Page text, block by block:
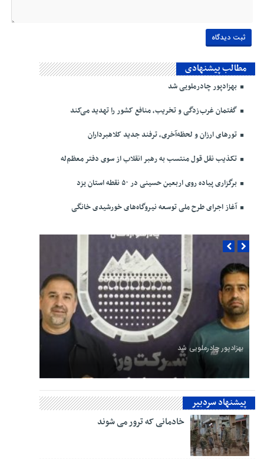
مطالب پیشنهادی
بهزادپور چادرملویی شد
گفتمان غرب‌زدگی و تخریب، منافع کشور را تهدید می‌کند
تورهای ارزان و لحظه‌آخری، ترفند جدید کلاهبرداران
تکذیب نقل قول منتسب به رهبر انقلاب از سوی دفتر معظم‌له
برگزاری پیاده روی اربعین حسینی در ۵۰ نقطه استان یزد
آغاز اجرای طرح ملی توسعه نیروگاه‌های خورشیدی خانگی
بهزادپور چادرملویی شد
گفتمان غرب‌زدگی و تخریب، منافع کشور را تهدید می‌کند
پیشنهاد سردبیر
خادمانی که ترور می شوند